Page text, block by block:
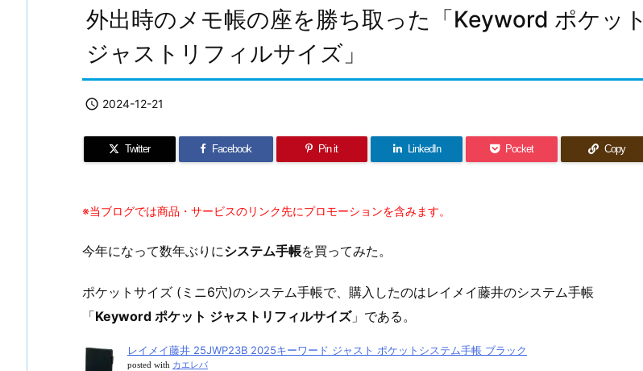
外出時のメモ帳の座を勝ち取った「Keyword ポケット
ジャストリフィルサイズ」
 2024-12-21
Twitter Facebook Pin it LinkedIn Pocket Copy
※当ブログでは商品・サービスのリンク先にプロモーションを含みます。
今年になって数年ぶりにシステム手帳を買ってみた。
ポケットサイズ (ミニ6穴)のシステム手帳で、購入したのはレイメイ藤井のシステム手帳
「Keyword ポケット ジャストリフィルサイズ」である。
レイメイ藤井 25JWP23B 2025キーワード ジャスト ポケットシステム手帳 ブラック
posted with カエレバ